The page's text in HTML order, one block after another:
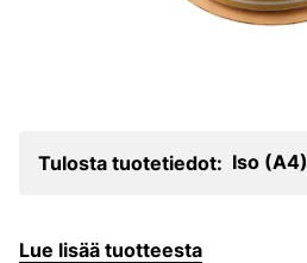
Tulosta tuotetiedot: Iso (A4)
Lue lisää tuotteesta